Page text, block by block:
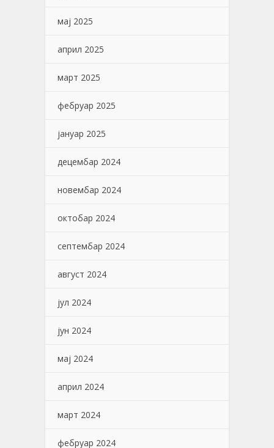
мај 2025
април 2025
март 2025
фебруар 2025
јануар 2025
децембар 2024
новембар 2024
октобар 2024
септембар 2024
август 2024
јул 2024
јун 2024
мај 2024
април 2024
март 2024
фебруар 2024